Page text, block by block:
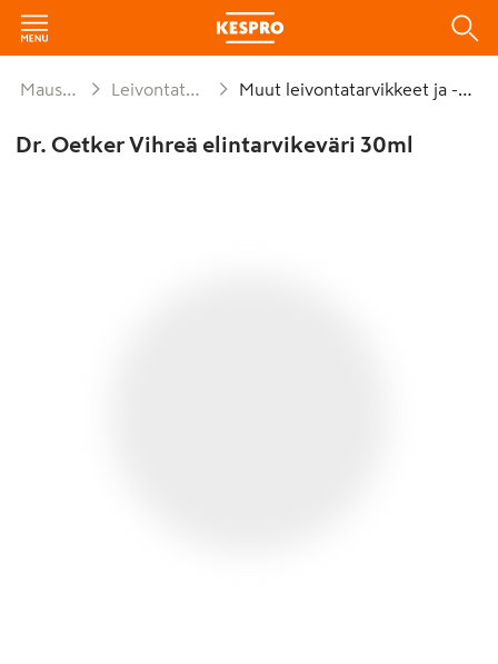
Mausteet ja leivonta Leivontatarvikkeet ja koristelu Muut leivontatarvikkeet ja -koristeet
Dr. Oetker Vihreä elintarvikeväri 30ml